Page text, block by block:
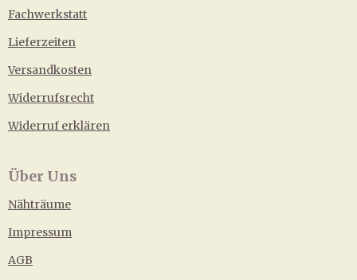
Fachwerkstatt
Lieferzeiten
Versandkosten
Widerrufsrecht
Widerruf erklären
Über Uns
Nähträume
Impressum
AGB